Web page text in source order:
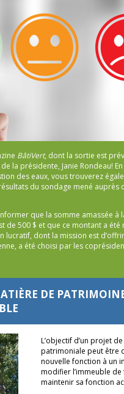
BâtiVert, dont la sortie est
la présidente, Janie Rondeau!
des eaux, vous trouverez
du sondage mené auprès
que la somme amassée à
500 $ et que ce montant a été
lucratif, dont la mission est
a été choisi par les
DE
L’objectif d’un projet
patrimoniale peut être
nouvelle fonction à un
modifier l’immeuble
maintenir sa fonction